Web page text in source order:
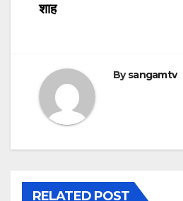
शाह
Bysangamtv
RELATED POST